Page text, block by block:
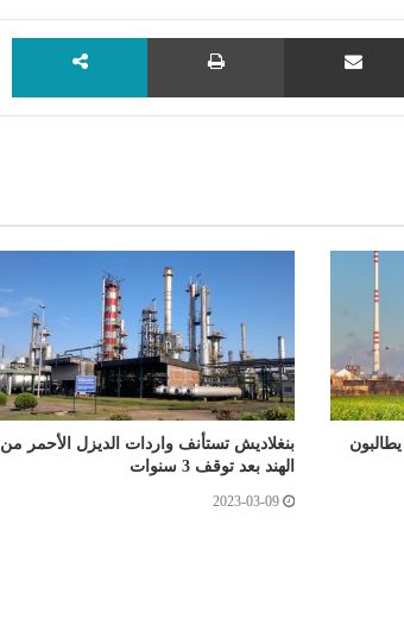
مشاركة عبر البريد طباعة
بنغلاديش تستأنف واردات الديزل الأحمر من
الهند بعد توقف 3 سنوات
2023-03-09